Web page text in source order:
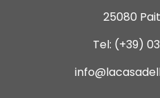
25080
Tel: (+39)